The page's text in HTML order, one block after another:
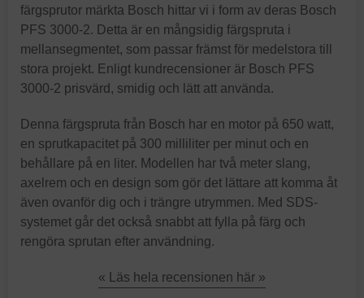
färgsprutor märkta Bosch hittar vi i form av deras Bosch
PFS 3000-2. Detta är en mångsidig färgspruta i
mellansegmentet, som passar främst för medelstora till
stora projekt. Enligt kundrecensioner är Bosch PFS
3000-2 prisvärd, smidig och lätt att använda.
Denna färgspruta från Bosch har en motor på 650 watt,
en sprutkapacitet på 300 milliliter per minut och en
behållare på en liter. Modellen har två meter slang,
axelrem och en design som gör det lättare att komma åt
även ovanför dig och i trängre utrymmen. Med SDS-
systemet går det också snabbt att fylla på färg och
rengöra sprutan efter användning.
« Läs hela recensionen här »